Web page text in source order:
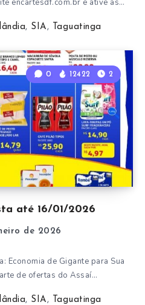
encartesdf.com.br e ative as…
, SIA , Taguatinga
até 16/01/2026
0 12422 2
de 2026
Economia de Gigante para Sua
de ofertas do Assaí…
, SIA , Taguatinga